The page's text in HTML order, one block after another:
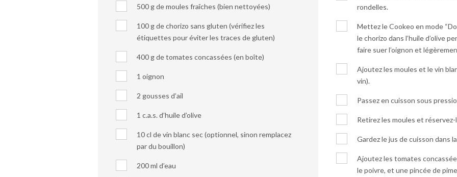
500 g de moules fraîches (bien nettoyées)
100 g de chorizo sans gluten (vérifiez les
étiquettes pour éviter les traces de gluten)
400 g de tomates concassées (en boîte)
1 oignon
2 gousses d’ail
1 c.a.s. d’huile d’olive
10 cl de vin blanc sec (optionnel, sinon remplacez
par du bouillon)
200 ml d’eau
rondelles.
Mettez le Cookeo en mode
le chorizo dans l’huile d’olive
faire suer l’oignon et
Ajoutez les moules et le vin
vin).
Passez en cuisson sous
Retirez les moules et
Gardez le jus de cuisson dans
Ajoutez les tomates
le poivre, et une pincée de